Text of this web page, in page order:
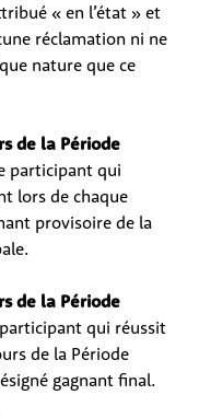
« en l’état » et
réclamation ni ne
nature que ce
de la Période
participant qui
lors de chaque
provisoire de la
de la Période
qui réussit
de la Période
gagnant final.